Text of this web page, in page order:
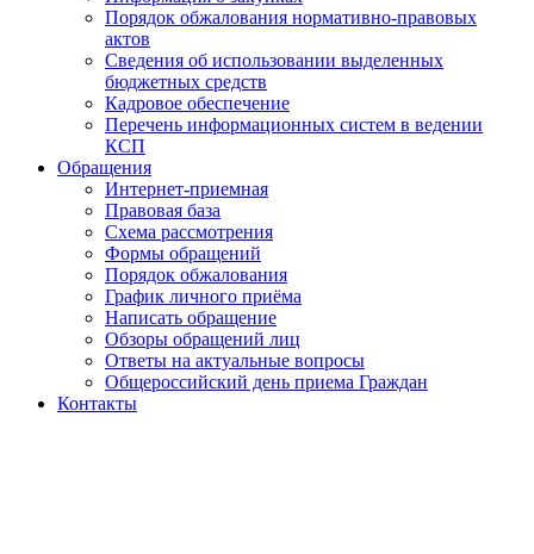
Порядок обжалования нормативно-правовых
актов
Сведения об использовании выделенных
бюджетных средств
Кадровое обеспечение
Перечень информационных систем в ведении
КСП
Обращения
Интернет-приемная
Правовая база
Схема рассмотрения
Формы обращений
Порядок обжалования
График личного приёма
Написать обращение
Обзоры обращений лиц
Ответы на актуальные вопросы
Общероссийский день приема Граждан
Контакты